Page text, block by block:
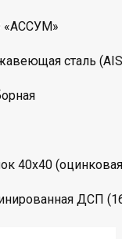
сталь
40х40
ДСП